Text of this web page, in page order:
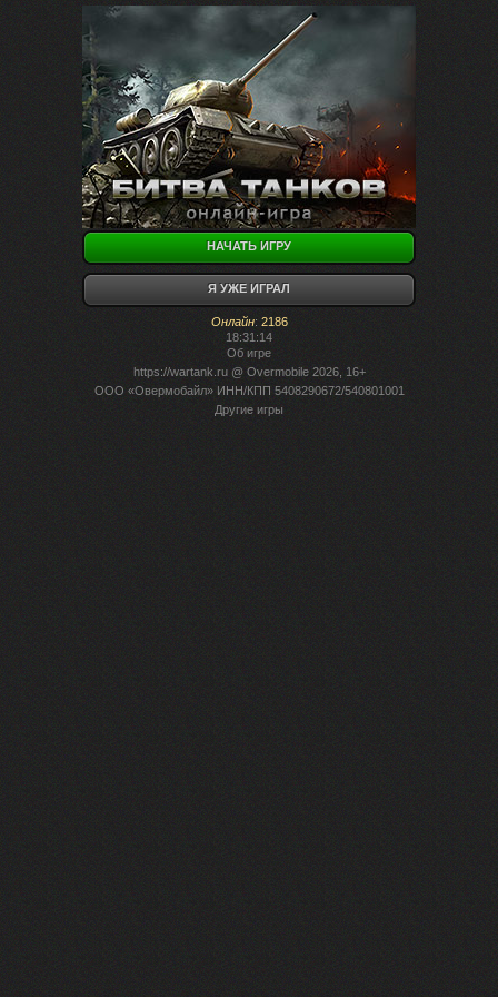
НАЧАТЬ ИГРУ
Я УЖЕ ИГРАЛ
Онлайн: 2186
18:31:14
Об игре
https://wartank.ru@ Overmobile 2026, 16+
ООО «Овермобайл» ИНН/КПП 5408290672/540801001
Другие игры